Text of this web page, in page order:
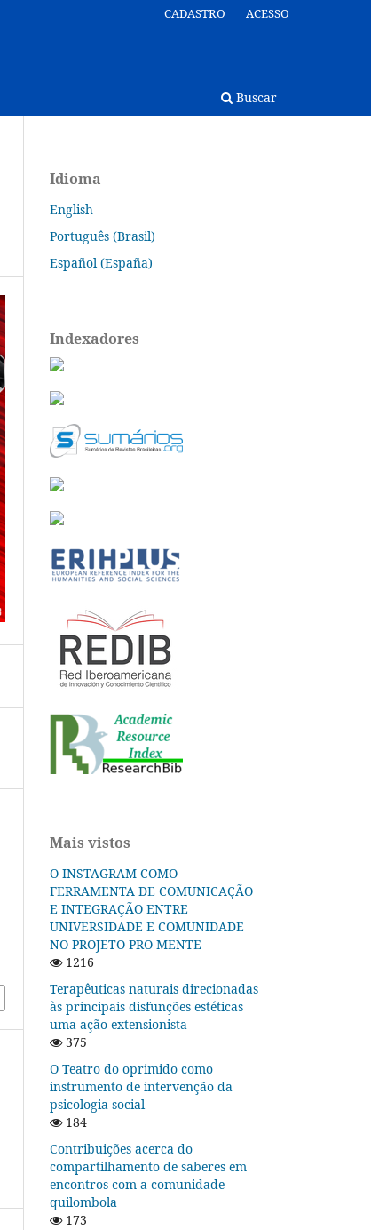
Buscar
CADASTRO ACESSO
Idioma
English
Português (Brasil)
Español (España)
Indexadores
Mais vistos
O INSTAGRAM COMO
FERRAMENTA DE COMUNICAÇÃO
E INTEGRAÇÃO ENTRE
UNIVERSIDADE E COMUNIDADE
NO PROJETO PRO MENTE
1216
Terapêuticas naturais direcionadas
às principais disfunções estéticas
uma ação extensionista
375
O Teatro do oprimido como
instrumento de intervenção da
psicologia social
184
Contribuições acerca do
compartilhamento de saberes em
encontros com a comunidade
quilombola
173